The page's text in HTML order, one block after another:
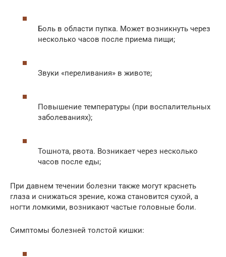
Боль в области пупка. Может возникнуть через
несколько часов после приема пищи;
Звуки «переливания» в животе;
Повышение температуры (при воспалительных
заболеваниях);
Тошнота, рвота. Возникает через несколько
часов после еды;
При давнем течении болезни также могут краснеть
глаза и снижаться зрение, кожа становится сухой, а
ногти ломкими, возникают частые головные боли.
Симптомы болезней толстой кишки: